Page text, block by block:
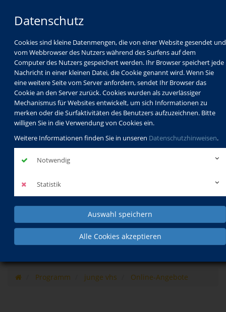
Datenschutz
Cookies sind kleine Datenmengen, die von einer Website gesendet und
vom Webbrowser des Nutzers während des Surfens auf dem
Computer des Nutzers gespeichert werden. Ihr Browser speichert jede
Nachricht in einer kleinen Datei, die Cookie genannt wird. Wenn Sie
eine weitere Seite vom Server anfordern, sendet Ihr Browser das
Cookie an den Server zurück. Cookies wurden als zuverlässiger
Mechanismus für Websites entwickelt, um sich Informationen zu
merken oder die Surfaktivitäten des Benutzers aufzuzeichnen. Bitte
willigen Sie in die Verwendung von Cookies ein.
Weitere Informationen finden Sie in unseren Datenschutzhinweisen.
Notwendig
Statistik
Auswahl speichern
Alle Cookies akzeptieren
Programm
Schulabschlüsse
Schulkindbetreuung
Service
Programm junge vhs Online-Angebote